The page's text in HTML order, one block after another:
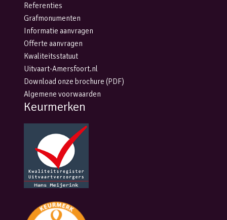
Referenties
Grafmonumenten
Informatie aanvragen
Offerte aanvragen
Kwaliteitsstatuut
Uitvaart-Amersfoort.nl
Download onze brochure (PDF)
Algemene voorwaarden
Keurmerken